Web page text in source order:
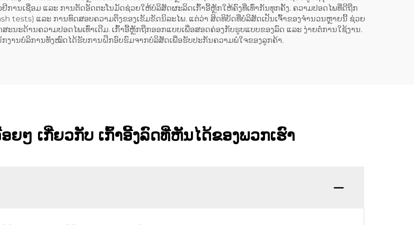
ການເຊື່ອມ ແລະ ການຕັດອັດຕະໂນມັດຊ່ວຍໃຫ້ບໍລິສັດຜະລິດເກົ້າອີ້ຫຼັກໃຫ້ຄົງທີ່ເທົ່າກັນທຸກຄັ້ງ. ຄວາມປອດໄພທີ່ດີຖືກ
tests) ແລະ ການທົດສອບຄວາມຕຶງຂອງເຂັມຂັດນິລະໄພ. ແຕ່ວ່າ ສິດທິບັດທີ່ບໍລິສັດເປັນເຈົ້າຂອງຈຳນວນຫຼາຍນີ້ ຊ່ວຍ
ນະດ້ານຄວາມປອດໄພເທົ່າເດີມ. ເກົ້າອີ້ຫຼັກຖືກອອກແບບເພື່ອສອດຄ່ອງກັບຮູບແບບຂອງລົດ ແລະ ງ່າຍຕໍ່ການໃຊ້ງານ.
ານບໍລິການທັງໝົດໄດ້ຮັບການຝຶກອົບຮົມຈາກບໍລິສັດເພື່ອຮັບປະກັນຄວາມພໍໃຈຂອງລູກຄ້າ.
ຍໆ ເກີ່ຍວກັບ ເກົ້າອີ້ງລົດທີ່ຫັນໄດ້ຂອງພວກເຮົາ